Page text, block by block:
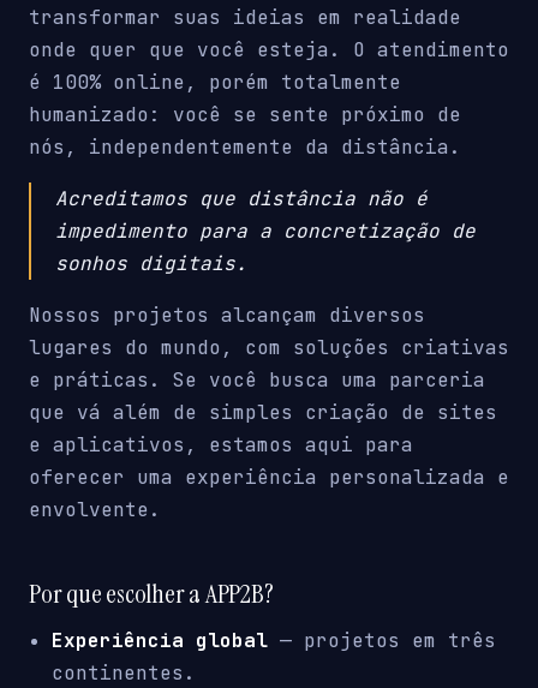
transformar suas ideias em realidade
onde quer que você esteja. O atendimento
é 100% online, porém totalmente
humanizado: você se sente próximo de
nós, independentemente da distância.
Acreditamos que distância não é
impedimento para a concretização de
sonhos digitais.
Nossos projetos alcançam diversos
lugares do mundo, com soluções criativas
e práticas. Se você busca uma parceria
que vá além de simples criação de sites
e aplicativos, estamos aqui para
oferecer uma experiência personalizada e
envolvente.
Por que escolher a APP2B?
Experiência global — projetos em três
continentes.